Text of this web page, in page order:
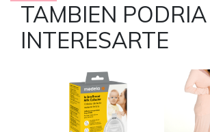
TAMBIEN PODRIA
INTERESARTE